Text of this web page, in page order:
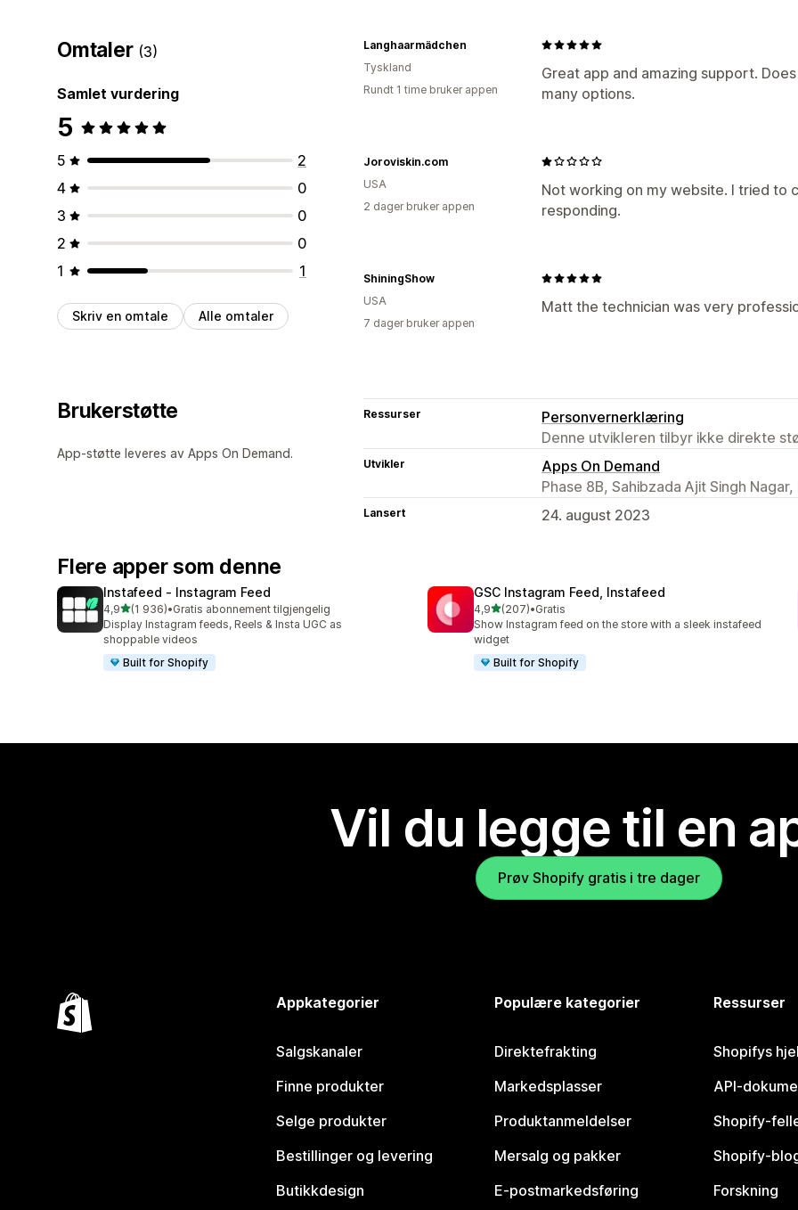
Omtaler (3)
Samlet vurdering
5
5
2
4
0
3
0
2
0
1
1
Skriv en omtale Alle omtaler
Great app and amazing support.
many options.
Langhaarmädchen
Tyskland
Rundt 1 time bruker appen
Not working on my website. I tried to
responding.
Joroviskin.com
USA
2 dager bruker appen
Matt the technician was very
ShiningShow
USA
7 dager bruker appen
Brukerstøtte
App-støtte leveres av Apps On Demand.
Ressurser
Personvernerklæring
Denne utvikleren tilbyr ikke direkte
Utvikler
Apps On Demand
Phase 8B, Sahibzada Ajit Singh
Lansert 24. august 2023
Flere apper som denne
Instafeed ‑ Instagram Feed
4,9av 5 stjerner
(1 936)
Totalt 1936 omtaler
•Gratis abonnement tilgjengelig
Display Instagram feeds, Reels & Insta UGC as
shoppable videos
Built for Shopify
GSC Instagram Feed, Instafeed
4,9av 5 stjerner
(207)
Totalt 207 omtaler
•Gratis
Show Instagram feed on the store with a sleek instafeed
widget
Built for Shopify
Vil du legge til en
Prøv Shopify gratis i tre dager
Appkategorier
Salgskanaler
Finne produkter
Selge produkter
Bestillinger og levering
Butikkdesign
Populære kategorier
Direktefrakting
Markedsplasser
Produktanmeldelser
Mersalg og pakker
E-postmarkedsføring
Ressurser
Shopifys
API-
Shopify-
Shopify-
Forskning